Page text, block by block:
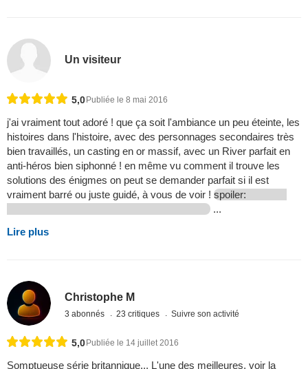
Un visiteur
5,0 Publiée le 8 mai 2016
j'ai vraiment tout adoré ! que ça soit l'ambiance un peu éteinte, les
histoires dans l'histoire, avec des personnages secondaires très
bien travaillés, un casting en or massif, avec un River parfait en
anti-héros bien siphonné ! en même vu comment il trouve les
solutions des énigmes on peut se demander parfait si il est
vraiment barré ou juste guidé, à vous de voir ! spoiler:
...
Lire plus
Christophe M
3 abonnés 23 critiques Suivre son activité
5,0Publiée le 14 juillet 2016
Somptueuse série britannique... L'une des meilleures, voir la